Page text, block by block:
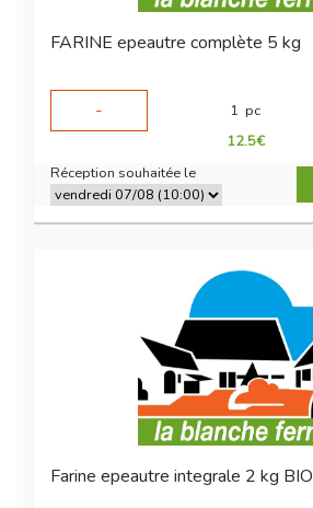
FARINE epeautre complète 5 kg
-
1 pc
12.5€
Réception souhaitée le
Farine epeautre integrale 2 kg BIO